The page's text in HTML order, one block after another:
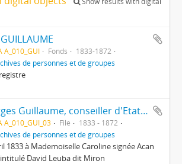
A_010_GUI Fonds
1833-1872
de personnes et de groupes
Papiers Georges Guillaume, conseiller d'Etat et James Guillaume
A_010_GUI_03 File
1833 - 1872
de personnes et de groupes
1833 à Mademoiselle Caroline signée Acan
David Leuba dit Miron